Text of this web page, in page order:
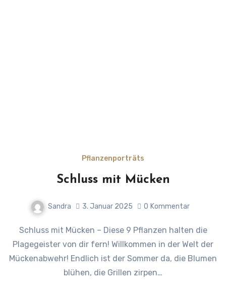
Pflanzenporträts
Schluss mit Mücken
Sandra 3. Januar 2025 0 Kommentar
Schluss mit Mücken – Diese 9 Pflanzen halten die
Plagegeister von dir fern! Willkommen in der Welt der
Mückenabwehr! Endlich ist der Sommer da, die Blumen
blühen, die Grillen zirpen…